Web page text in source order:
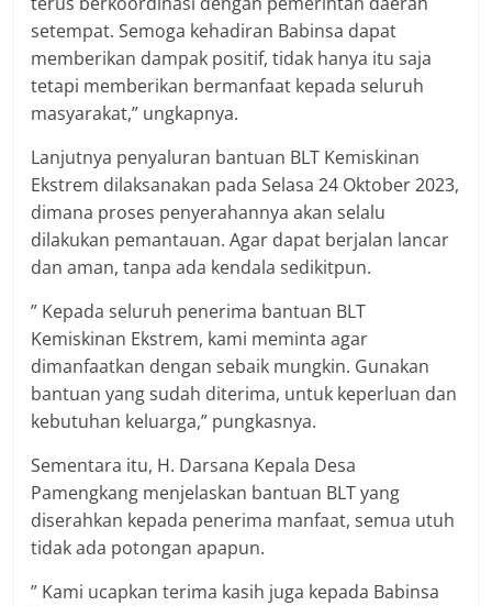
setempat. Semoga kehadiran Babinsa dapat
memberikan dampak positif, tidak hanya itu saja
tetapi memberikan bermanfaat kepada seluruh
masyarakat,” ungkapnya.
Lanjutnya penyaluran bantuan BLT Kemiskinan
Ekstrem dilaksanakan pada Selasa 24 Oktober 2023,
dimana proses penyerahannya akan selalu
dilakukan pemantauan. Agar dapat berjalan lancar
dan aman, tanpa ada kendala sedikitpun.
” Kepada seluruh penerima bantuan BLT
Kemiskinan Ekstrem, kami meminta agar
dimanfaatkan dengan sebaik mungkin. Gunakan
bantuan yang sudah diterima, untuk keperluan dan
kebutuhan keluarga,” pungkasnya.
Sementara itu, H. Darsana Kepala Desa
Pamengkang menjelaskan bantuan BLT yang
diserahkan kepada penerima manfaat, semua utuh
tidak ada potongan apapun.
” Kami ucapkan terima kasih juga kepada Babinsa